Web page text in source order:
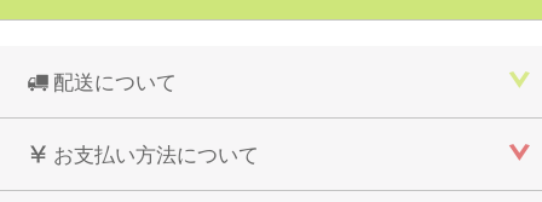
配送について
お支払い方法について